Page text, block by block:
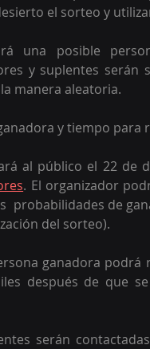
el sorteo y
una posible
y suplentes
manera aleatoria.
y tiempo para
al público el 22 de
. El organizador
probabilidades de
del sorteo).
ganadora podrá
después de que
serán